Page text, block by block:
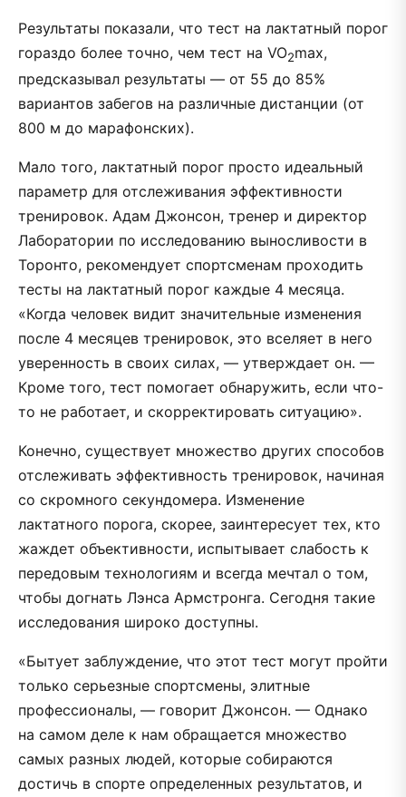
Результаты показали, что тест на лактатный порог
гораздо более точно, чем тест на VO2max,
предсказывал результаты — от 55 до 85%
вариантов забегов на различные дистанции (от
800 м до марафонских).
Мало того, лактатный порог просто идеальный
параметр для отслеживания эффективности
тренировок. Адам Джонсон, тренер и директор
Лаборатории по исследованию выносливости в
Торонто, рекомендует спортсменам проходить
тесты на лактатный порог каждые 4 месяца.
«Когда человек видит значительные изменения
после 4 месяцев тренировок, это вселяет в него
уверенность в своих силах, — утверждает он. —
Кроме того, тест помогает обнаружить, если что-
то не работает, и скорректировать ситуацию».
Конечно, существует множество других способов
отслеживать эффективность тренировок, начиная
со скромного секундомера. Изменение
лактатного порога, скорее, заинтересует тех, кто
жаждет объективности, испытывает слабость к
передовым технологиям и всегда мечтал о том,
чтобы догнать Лэнса Армстронга. Сегодня такие
исследования широко доступны.
«Бытует заблуждение, что этот тест могут пройти
только серьезные спортсмены, элитные
профессионалы, — говорит Джонсон. — Однако
на самом деле к нам обращается множество
самых разных людей, которые собираются
достичь в спорте определенных результатов, и